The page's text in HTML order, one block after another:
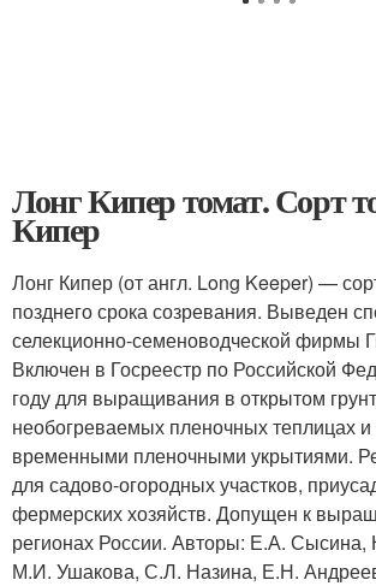
Лонг Кипер томат. Сорт
Кипер
Лонг Кипер (от англ. Long Keeper) —
позднего срока созревания. Выведен
селекционно-семеноводческой фирмы
Включен в Госреестр по Российской
году для выращивания в открытом
необогреваемых пленочных теплицах
временными пленочными укрытиями.
для садово-огородных участков,
фермерских хозяйств. Допущен к
регионах России. Авторы: Е.А. Сысина,
М.И. Ушакова, С.Л. Назина, Е.Н.